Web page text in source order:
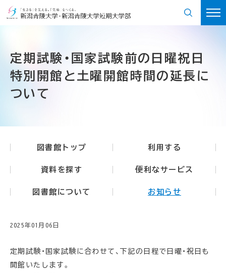
定期試験・国家試験前の日曜祝日
特別開館と土曜開館時間の延長に
ついて
図書館トップ 利用する
資料を探す 便利なサービス
図書館について お知らせ
2025年01月06日
定期試験・国家試験に合わせて、下記の日程で日曜・祝日も
開館いたします。